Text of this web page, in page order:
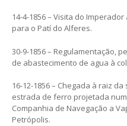
14-4-1856 – Visita do
para o Patí do Alferes.
30-9-1856 – Regulamentação,
de abastecimento de agua à
16-12-1856 – Chegada à raiz
estrada de ferro projetada
Companhia de Navegação a
Petrópolis.